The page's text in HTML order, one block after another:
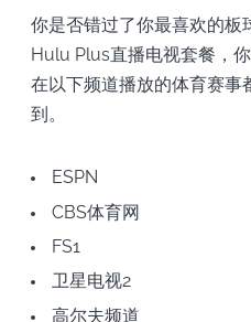
你是否错过了你最喜欢的板
Hulu Plus直播电视套餐，
在以下频道播放的体育赛
到。
ESPN
CBS体育网
FS1
卫星电视2
高尔夫频道